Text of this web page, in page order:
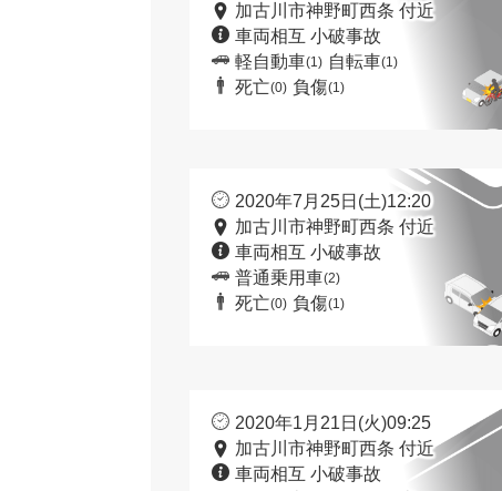
加古川市神野町西条 付近
車両相互 小破事故
軽自動車(1) 自転車(1)
死亡(0) 負傷(1)
2020年7月25日(土)12:20
加古川市神野町西条 付近
車両相互 小破事故
普通乗用車(2)
死亡(0) 負傷(1)
2020年1月21日(火)09:25
加古川市神野町西条 付近
車両相互 小破事故